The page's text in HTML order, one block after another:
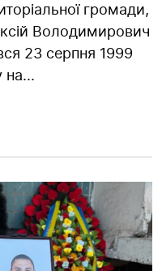
громади,
Володимирович
23 серпня 1999
на...